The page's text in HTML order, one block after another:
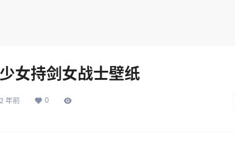
女持剑女战士壁纸
2 年前 0